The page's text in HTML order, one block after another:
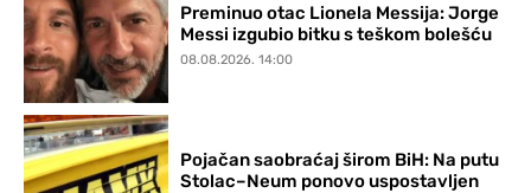
Preminuo otac Lionela Messija: Jorge
Messi izgubio bitku s teškom bolešću
08.08.2026. 14:00
Pojačan saobraćaj širom BiH: Na putu
Stolac–Neum ponovo uspostavljen